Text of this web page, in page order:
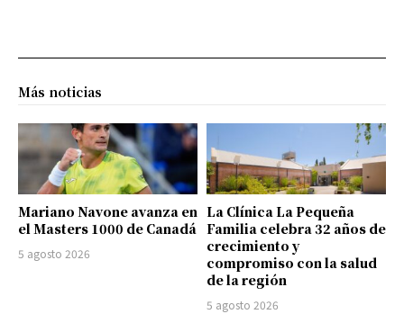
Más noticias
Mariano Navone avanza en
el Masters 1000 de Canadá
5 agosto 2026
La Clínica La Pequeña
Familia celebra 32 años de
crecimiento y
compromiso con la salud
de la región
5 agosto 2026